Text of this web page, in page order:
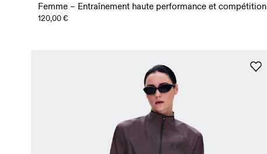
Femme – Entraînement haute performance et compétition
120,00 €